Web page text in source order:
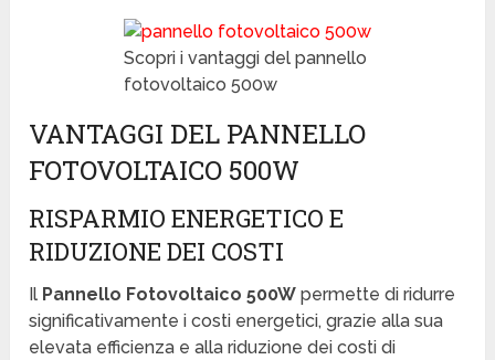
Scopri i vantaggi del pannello
fotovoltaico 500w
VANTAGGI DEL PANNELLO
FOTOVOLTAICO 500W
RISPARMIO ENERGETICO E
RIDUZIONE DEI COSTI
Il Pannello Fotovoltaico 500W permette di ridurre
significativamente i costi energetici, grazie alla sua
elevata efficienza e alla riduzione dei costi di